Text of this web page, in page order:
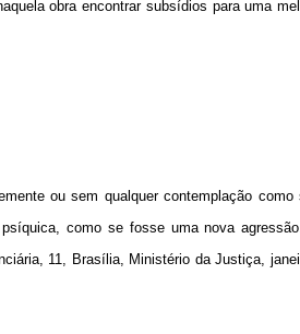
obra encontrar subsídios para uma
ou sem qualquer contemplação
como se fosse uma nova
11, Brasília, Ministério da Justiça,